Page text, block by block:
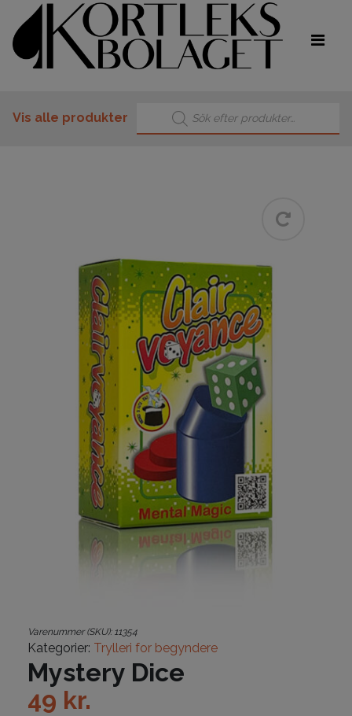
Vis alle produkter
Products search
Varenummer (SKU): 11354
Kategorier: Trylleri for begyndere
Mystery Dice
49 kr.